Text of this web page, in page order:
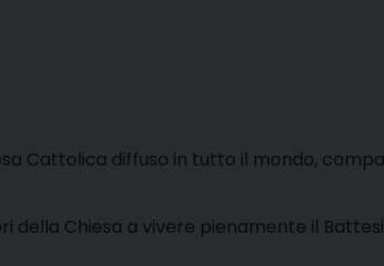
Cattolica diffuso in tutto il mondo,
Chiesa a vivere pienamente il